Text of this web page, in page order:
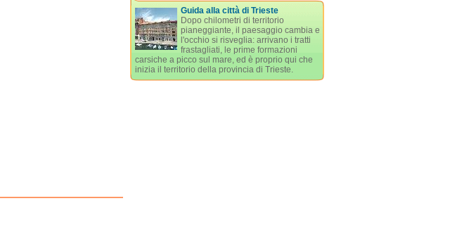
Guida alla città di Trieste
Dopo chilometri di territorio
pianeggiante, il paesaggio cambia e
l'occhio si risveglia: arrivano i tratti
frastagliati, le prime formazioni
carsiche a picco sul mare, ed è proprio qui che
inizia il territorio della provincia di Trieste.